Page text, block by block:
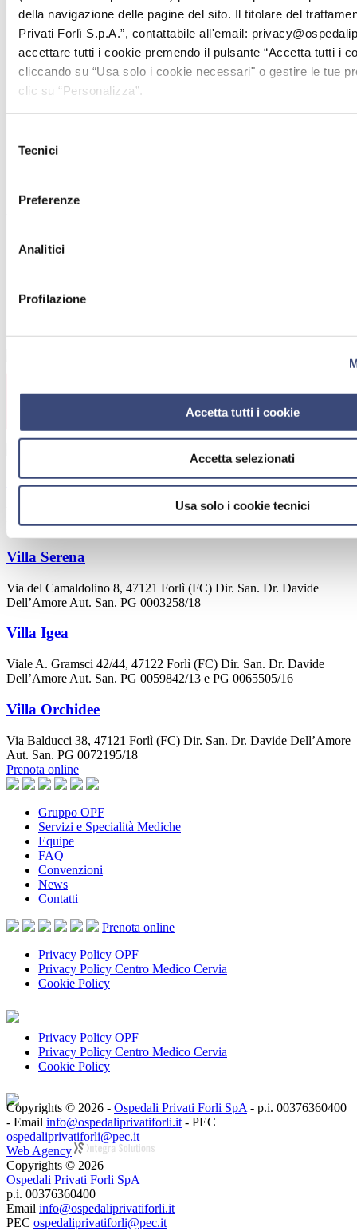
della navigazione delle pagine del sito. Il titolare del
Privati Forlì S.p.A.”, contattabile all'email:
accettare tutti i cookie premendo il pulsante “Accetta tutti i
cliccando su “Usa solo i cookie necessari" o gestire le tue
clic su “Personalizza”.
delTecnici
Preferenze
Analitici
Profilazione
Accetta tutti i cookie
Accetta selezionati
Usa solo i cookie tecnici
OPF Refit
Via Felice Luigi Balassi 6, 47122 Direttore Sanitario: Dr. Davide
Dell’Amore
Villa Serena
Via del Camaldolino 8, 47121 Forlì (FC) Dir. San. Dr. Davide
Dell’Amore Aut. San. PG 0003258/18
Villa Igea
Viale A. Gramsci 42/44, 47122 Forlì (FC) Dir. San. Dr. Davide
Dell’Amore Aut. San. PG 0059842/13 e PG 0065505/16
Villa Orchidee
Via Balducci 38, 47121 Forlì (FC) Dir. San. Dr. Davide Dell’Amore
Aut. San. PG 0072195/18
Prenota online
Gruppo OPF
Servizi e Specialità Mediche
Equipe
FAQ
Convenzioni
News
Contatti
Prenota online
Privacy Policy OPF
Privacy Policy Centro Medico Cervia
Cookie Policy
Privacy Policy OPF
Privacy Policy Centro Medico Cervia
Cookie Policy
Copyrights © 2026 - Ospedali Privati Forli SpA - p.i. 00376360400
- Email info@ospedaliprivatiforli.it - PEC
ospedaliprivatiforli@pec.it
Web Agency
Copyrights © 2026
Ospedali Privati Forli SpA
p.i. 00376360400
Email info@ospedaliprivatiforli.it
PEC ospedaliprivatiforli@pec.it